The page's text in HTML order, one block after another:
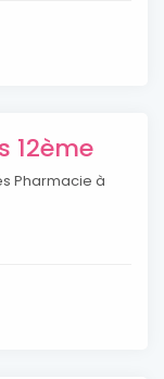
12ème
Pharmacie à